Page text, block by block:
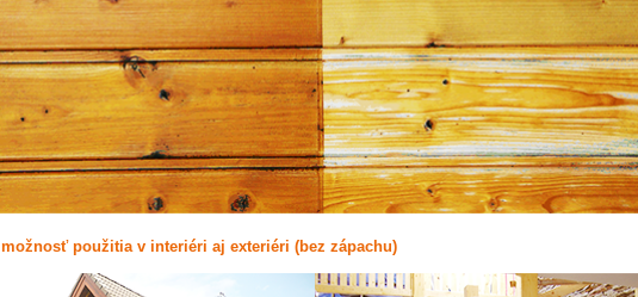
možnosť použitia v interiéri aj exteriéri (bez zápachu)